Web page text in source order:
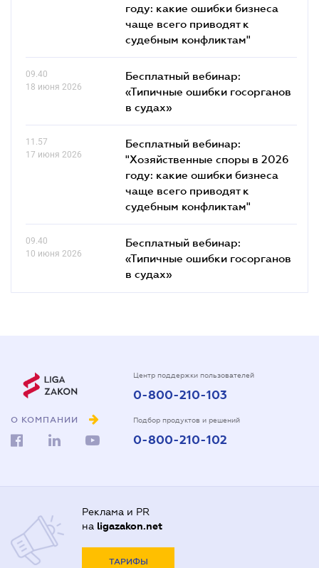
году: какие ошибки бизнеса
чаще всего приводят к
судебным конфликтам"
09.40
18 июня 2026
Бесплатный вебинар:
«Типичные ошибки госорганов
в судах»
11.57
17 июня 2026
Бесплатный вебинар:
"Хозяйственные споры в 2026
году: какие ошибки бизнеса
чаще всего приводят к
судебным конфликтам"
09.40
10 июня 2026
Бесплатный вебинар:
«Типичные ошибки госорганов
в судах»
О КОМПАНИИ
Центр поддержки пользователей
0-800-210-103
Подбор продуктов и решений
0-800-210-102
Реклама и PR
на ligazakon.net
ТАРИФЫ